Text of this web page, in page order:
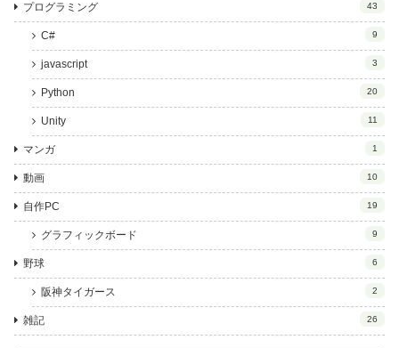
プログラミング 43
C# 9
javascript 3
Python 20
Unity 11
マンガ 1
動画 10
自作PC 19
グラフィックボード 9
野球 6
阪神タイガース 2
雑記 26